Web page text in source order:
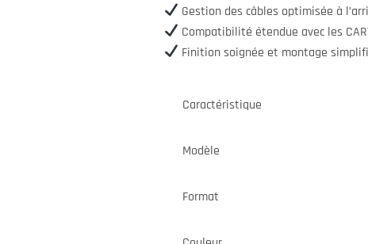
Gestion des câbles optimisée à
Compatibilité étendue avec les
Finition soignée et montage
Caractéristique
Modèle
Format